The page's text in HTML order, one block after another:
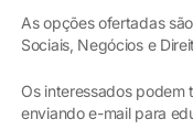
As opções ofertadas
Sociais, Negócios e
Os interessados podem
enviando e-mail para